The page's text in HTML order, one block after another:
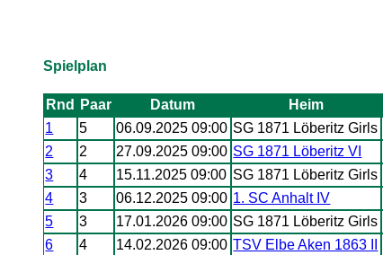
Spielplan
Rnd Paar Datum Heim
1
5 06.09.2025 09:00 SG 1871 Löberitz Girls
2
2 27.09.2025 09:00 SG 1871 Löberitz VI
3
4 15.11.2025 09:00 SG 1871 Löberitz Girls
4
3 06.12.2025 09:00 1. SC Anhalt IV
5
3 17.01.2026 09:00 SG 1871 Löberitz Girls
6
4 14.02.2026 09:00 TSV Elbe Aken 1863 II